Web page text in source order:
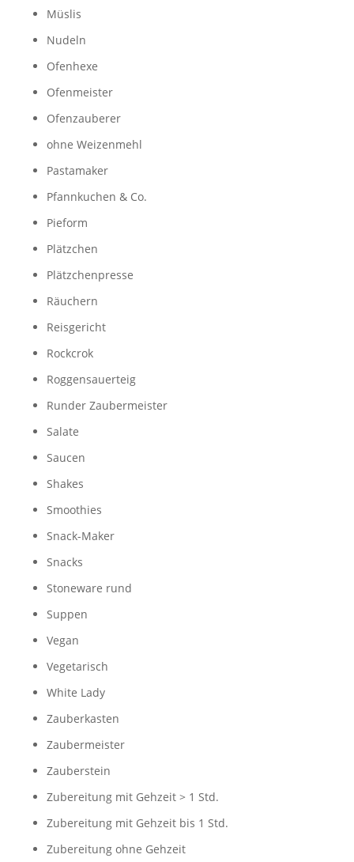
Müslis
Nudeln
Ofenhexe
Ofenmeister
Ofenzauberer
ohne Weizenmehl
Pastamaker
Pfannkuchen & Co.
Pieform
Plätzchen
Plätzchenpresse
Räuchern
Reisgericht
Rockcrok
Roggensauerteig
Runder Zaubermeister
Salate
Saucen
Shakes
Smoothies
Snack-Maker
Snacks
Stoneware rund
Suppen
Vegan
Vegetarisch
White Lady
Zauberkasten
Zaubermeister
Zauberstein
Zubereitung mit Gehzeit > 1 Std.
Zubereitung mit Gehzeit bis 1 Std.
Zubereitung ohne Gehzeit